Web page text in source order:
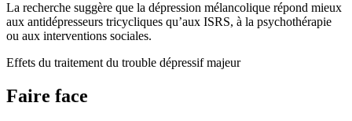
La recherche suggère que la dépression mélancolique répond mieux
aux antidépresseurs tricycliques qu’aux ISRS, à la psychothérapie
ou aux interventions sociales.
Effets du traitement du trouble dépressif majeur
Faire face